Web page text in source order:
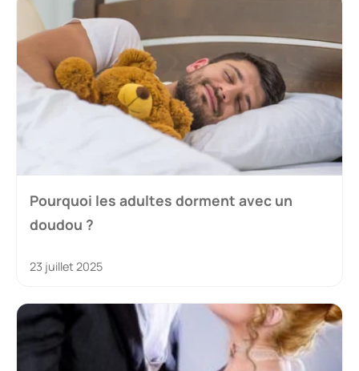
Pourquoi les adultes dorment avec un
doudou ?
23 juillet 2025